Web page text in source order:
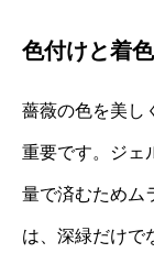
色付けと着
薔薇の色を美し
重要です。ジェ
量で済むためム
は、深緑だけで